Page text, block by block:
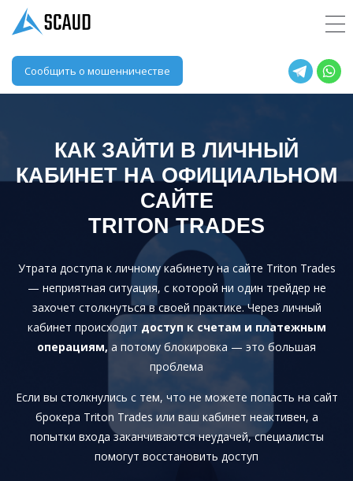
Сообщить о мошенничестве
КАК ЗАЙТИ В ЛИЧНЫЙ
КАБИНЕТ НА ОФИЦИАЛЬНОМ
САЙТЕ
TRITON TRADES
Утрата доступа к личному кабинету на сайте Triton Trades
— неприятная ситуация, с которой ни один трейдер не
захочет столкнуться в своей практике. Через личный
кабинет происходит доступ к счетам и платежным
операциям, а потому блокировка — это большая
проблема
Если вы столкнулись с тем, что не можете попасть на сайт
брокера Triton Trades или ваш кабинет неактивен, а
попытки входа заканчиваются неудачей, специалисты
помогут восстановить доступ